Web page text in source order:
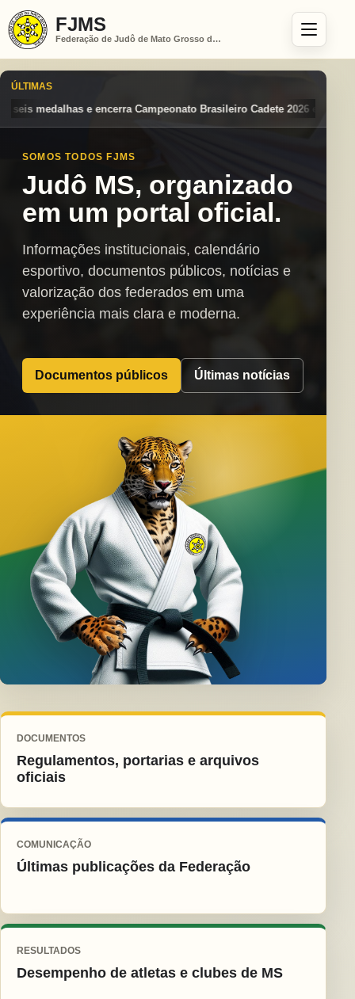
FJMS
Federação de Judô de Mato Grosso do Sul
ÚLTIMAS
Brasileiro Cadete 2026 entre os destaques nacionais Mato
SOMOS TODOS FJMS
Judô MS, organizado
em um portal oficial.
Informações institucionais, calendário
esportivo, documentos públicos, notícias e
valorização dos federados em uma
experiência mais clara e moderna.
Documentos públicos Últimas notícias
DOCUMENTOS
Regulamentos, portarias e arquivos
oficiais
COMUNICAÇÃO
Últimas publicações da Federação
RESULTADOS
Desempenho de atletas e clubes de MS